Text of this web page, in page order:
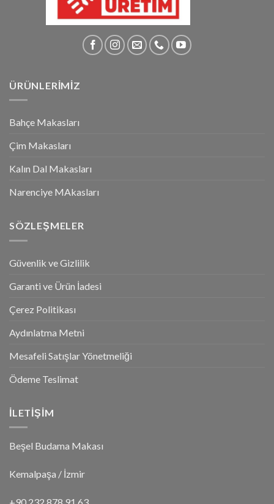
ÜRÜNLERİMİZ
Bahçe Makasları
Çim Makasları
Kalın Dal Makasları
Narenciye MAkasları
SÖZLEŞMELER
Güvenlik ve Gizlilik
Garanti ve Ürün İadesi
Çerez Politikası
Aydınlatma Metni
Mesafeli Satışlar Yönetmeliği
Ödeme Teslimat
İLETİŞİM
Beşel Budama Makası
Kemalpaşa / İzmir